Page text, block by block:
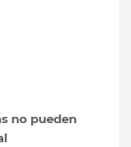
no pueden